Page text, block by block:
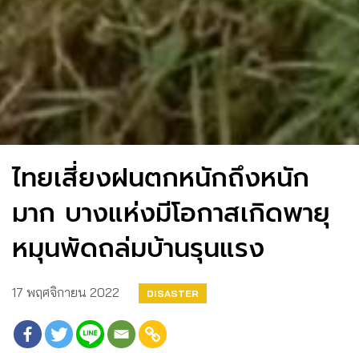
ไทยเสี่ยงฝนตกหนักถึงหนัก
มาก บางแห่งมีโอกาสเกิดพายุ
หมุนพัดถล่มบ้านรุนแรง
17 พฤศจิกายน 2022 DISASTER